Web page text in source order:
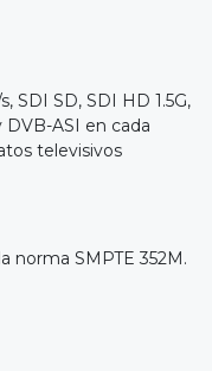
SDI SD, SDI HD 1.5G,
DVB-ASI en cada
televisivos
norma SMPTE 352M.